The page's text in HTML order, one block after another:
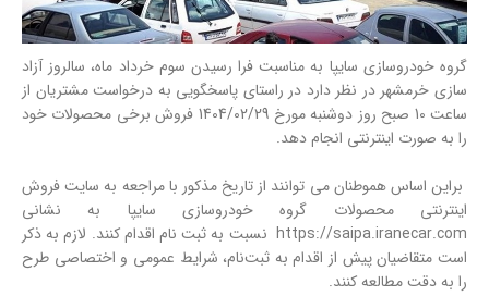
گروه خودروسازی سایپا به مناسبت فرا رسیدن سوم خرداد ماه، سالروز آزاد
سازی خرمشهر در نظر دارد در راستای پاسخگویی به درخواست مشتریان از
ساعت 10 صبح روز دوشنبه مورخ 1404/02/29 فروش برخی محصولات خود
را به صورت اینترنتی انجام دهد.
براین اساس هموطنان می توانند از تاریخ مذکور با مراجعه به سایت فروش
اینترنتی محصولات گروه خودروسازی سایپا به نشانی
https://saipa.iranecar.com نسبت به ثبت نام اقدام کنند. لازم به ذکر
است متقاضیان پیش از اقدام به ثبت‌نام، شرایط عمومی و اختصاصی طرح
را به‌ دقت مطالعه کنند.